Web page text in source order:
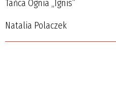
Tańca Ognia „Ignis”
Natalia Polaczek